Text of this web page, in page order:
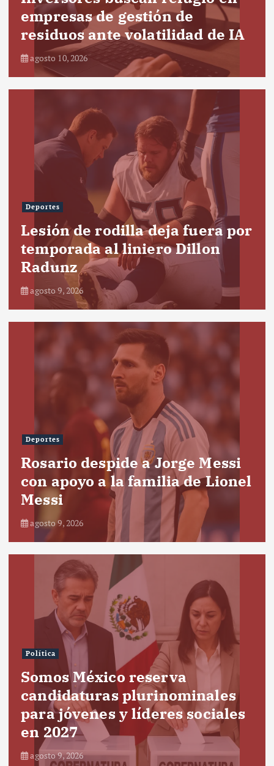
empresas de gestión de
residuos ante volatilidad de IA
agosto 10, 2026
Deportes
Lesión de rodilla deja fuera por
temporada al liniero Dillon
Radunz
agosto 9, 2026
Deportes
Rosario despide a Jorge Messi
con apoyo a la familia de Lionel
Messi
agosto 9, 2026
Política
Somos México reserva
candidaturas plurinominales
para jóvenes y líderes sociales
en 2027
agosto 9, 2026